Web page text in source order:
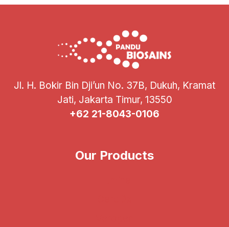
Jl. H. Bokir Bin Dji’un No. 37B, Dukuh, Kramat
Jati, Jakarta Timur, 13550
+62 21-8043-0106
Our Products